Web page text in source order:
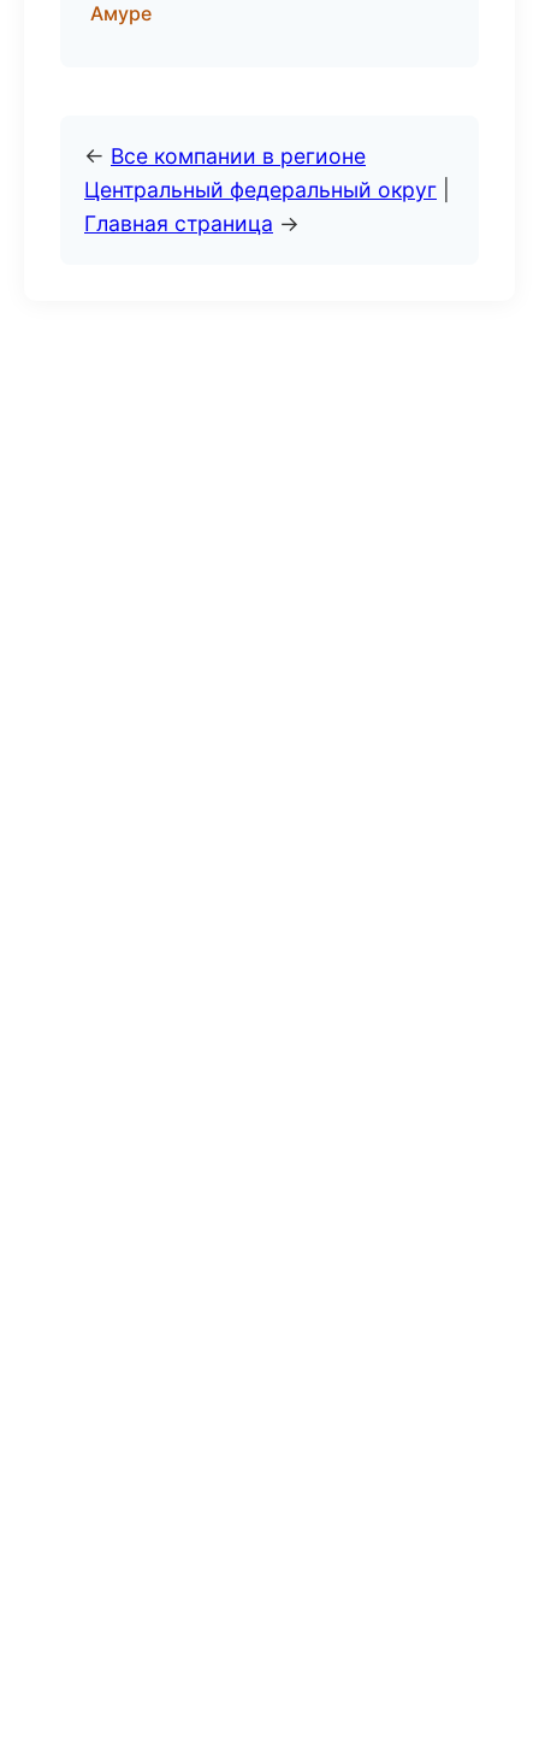
Амуре
← Все компании в регионе
Центральный федеральный округ
Главная страница →